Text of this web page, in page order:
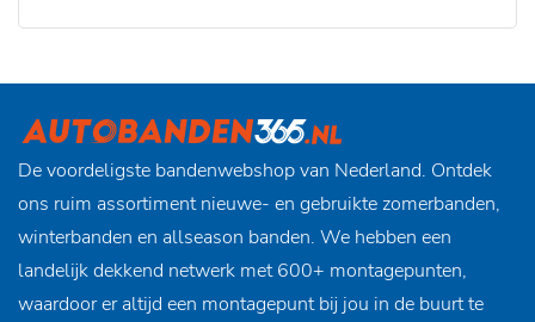
De voordeligste bandenwebshop van Nederland. Ontdek
ons ruim assortiment nieuwe- en gebruikte zomerbanden,
winterbanden en allseason banden. We hebben een
landelijk dekkend netwerk met 600+ montagepunten,
waardoor er altijd een montagepunt bij jou in de buurt te